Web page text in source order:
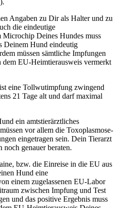
Angaben zu Dir als Halter und zu
die eindeutige
Deines Hundes muss
Deinem Hund eindeutig
müssen sämtliche Impfungen
EU-Heimtierausweis vermerkt
eine Tollwutimpfung zwingend
21 Tage alt und darf maximal
ein amtstierärztliches
vor allem die Toxoplasmose-
eingetragen sein. Dein Tierarzt
genauer beraten.
bzw. die Einreise in die EU aus
Hund eine
einem zugelassenen EU-Labor
zwischen Impfung und Test
und das positive Ergebnis muss